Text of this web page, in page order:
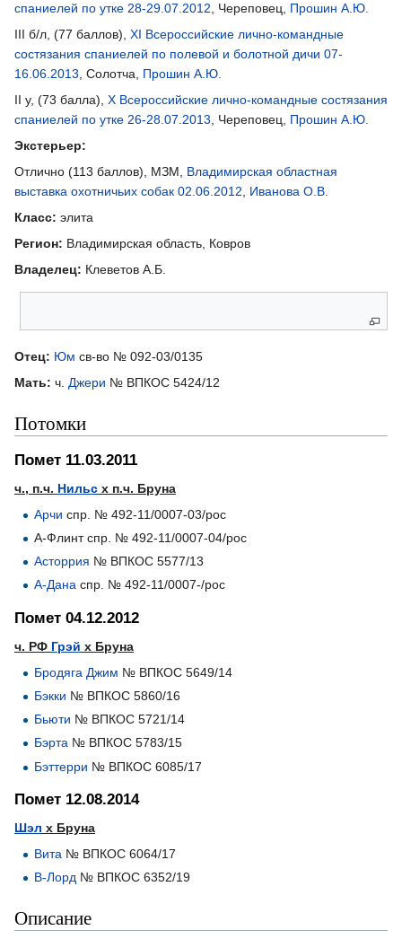
спаниелей по утке 28-29.07.2012 , Череповец, Прошин А.Ю.
III б/л, (77 баллов), XI Всероссийские лично-командные
состязания спаниелей по полевой и болотной дичи 07-
16.06.2013 , Солотча, Прошин А.Ю.
II у, (73 балла), X Всероссийские лично-командные состязания
спаниелей по утке 26-28.07.2013 , Череповец, Прошин А.Ю.
Экстерьер:
Отлично (113 баллов), МЗМ, Владимирская областная
выставка охотничьих собак 02.06.2012
Иванова О.В.
Класс: элита
Регион: Владимирская область, Ковров
Владелец: Клеветов А.Б.
Отец: Юм св-во № 092-03/0135
Мать: ч. Джери № ВПКОС 5424/12
Потомки
Помет 11.03.2011
ч., п.ч. Нильс х п.ч. Бруна
Арчи спр. № 492-11/0007-03/рос
А-Флинт спр. № 492-11/0007-04/рос
Асторрия № ВПКОС 5577/13
А-Дана спр. № 492-11/0007-/рос
Помет 04.12.2012
ч. РФ Грэй х Бруна
Бродяга Джим № ВПКОС 5649/14
Бэкки № ВПКОС 5860/16
Бьюти № ВПКОС 5721/14
Бэрта № ВПКОС 5783/15
Бэттерри № ВПКОС 6085/17
Помет 12.08.2014
Шэл х Бруна
Вита № ВПКОС 6064/17
В-Лорд № ВПКОС 6352/19
Описание